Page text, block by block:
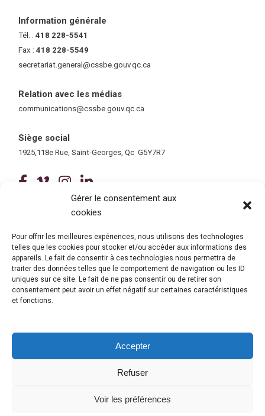
Gérer le consentement aux
cookies
Pour offrir les meilleures expériences, nous utilisons des technologies
telles que les cookies pour stocker et/ou accéder aux informations des
appareils. Le fait de consentir à ces technologies nous permettra de
traiter des données telles que le comportement de navigation ou les ID
uniques sur ce site. Le fait de ne pas consentir ou de retirer son
consentement peut avoir un effet négatif sur certaines caractéristiques
et fonctions.
Accepter
Refuser
Voir les préférences
Information générale
Tél. :418 228-5541
Fax :418 228-5549
secretariat.general@cssbe.gouv.qc.ca
Relation avec les médias
communications@cssbe.gouv.qc.ca
Siège social
1925,118e Rue, Saint-Georges, Qc G5Y7R7
(ce lien ouvre dans une nouvelle
(ce lien ouvre dans une nouvelle
(ce lien ouvre dans une
Tous droits réservés © 2026 Centre de services scolaire de la
Politique de confidentialité|Accessibilité
Conception site web : Ubéo solutions web(ce lien ouvre dans une nouvelle
© Gouvernement du Québec, 2026